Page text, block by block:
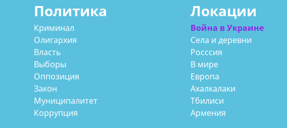
Политика
Криминал
Олигархия
Власть
Выборы
Оппозиция
Закон
Муниципалитет
Коррупция
Локации
Война в Украине
Села и деревни
Росссия
В мире
Европа
Ахалкалаки
Тбилиси
Армения